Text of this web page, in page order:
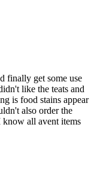
finally get some use
like the teats and
is food stains appear
also order the
know all avent items